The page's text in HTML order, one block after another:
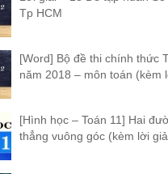
Tp HCM
[Word] Bộ đề thi chính thức
năm 2018 – môn toán (kèm
[Hình học – Toán 11] Hai
thẳng vuông góc (kèm lời